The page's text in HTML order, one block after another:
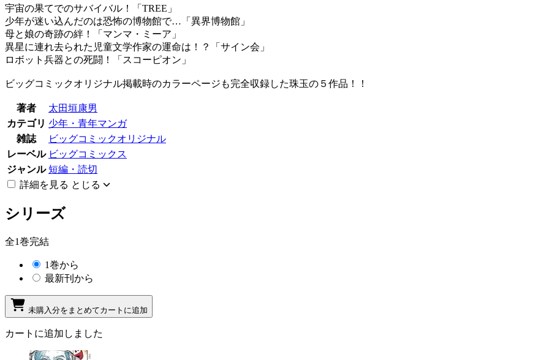
宇宙の果てでのサバイバル！「TREE」
少年が迷い込んだのは恐怖の博物館で…「異界博物館」
母と娘の奇跡の絆！「マンマ・ミーア」
異星に連れ去られた児童文学作家の運命は！？「サイン会」
ロボット兵器との死闘！「スコーピオン」
ビッグコミックオリジナル掲載時のカラーページも完全収録した珠玉の５作品！！
著者
太田垣康男
カテゴリ 少年・青年マンガ
雑誌
ビッグコミックオリジナル
レーベル ビッグコミックス
ジャンル 短編・読切
詳細を見る とじる
シリーズ
全1巻完結
1巻から
最新刊から
未購入分をまとめてカートに追加
カートに追加しました